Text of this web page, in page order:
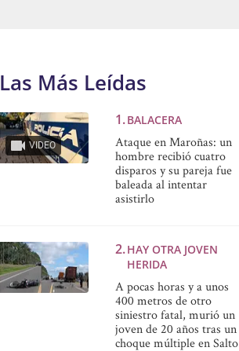
Las Más Leídas
VIDEO
BALACERA
Ataque en Maroñas: un
hombre recibió cuatro
disparos y su pareja fue
baleada al intentar
asistirlo
HAY OTRA JOVEN
HERIDA
A pocas horas y a unos
400 metros de otro
siniestro fatal, murió un
joven de 20 años tras un
choque múltiple en Salto